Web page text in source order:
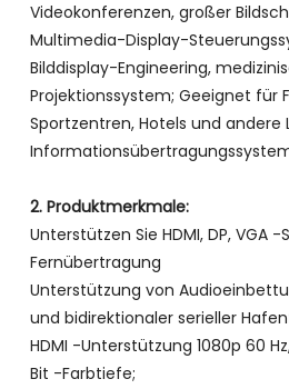
Videokonferenzen, großer
Multimedia-Display-
Bilddisplay-Engineering,
Projektionssystem; Geeignet für
Sportzentren, Hotels und
2. Produktmerkmale:
Unterstützen Sie HDMI, DP, VGA
Fernübertragung
Unterstützung von
und bidirektionaler serieller
HDMI -Unterstützung 1080p 60
Bit -Farbtiefe;